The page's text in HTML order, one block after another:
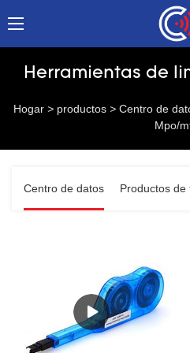
Herramientas de
Hogar > productos > Centro de
Mpo/
Centro de datos Productos de